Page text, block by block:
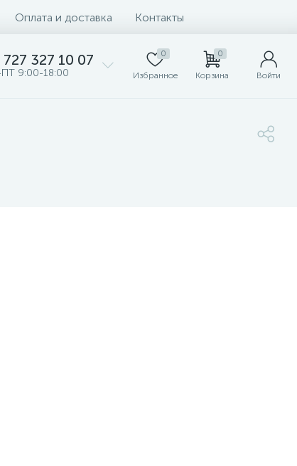
Оплата и доставка Контакты
727 327 10 07
9:00-18:00
0
Избранное
0
Корзина Войти